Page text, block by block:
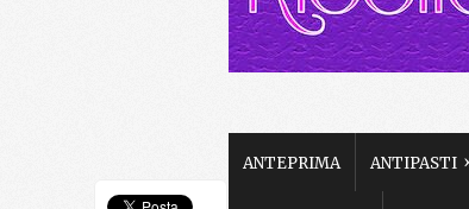
ANTEPRIMA ANTIPASTI